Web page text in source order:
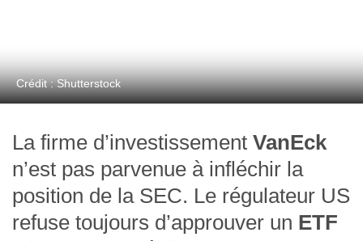
Crédit : Shutterstock
La firme d’investissement VanEck
n’est pas parvenue à infléchir la
position de la SEC. Le régulateur US
refuse toujours d’approuver un ETF